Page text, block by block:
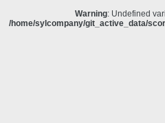
Warning: Undefined
/home/sylcompany/git_active_data/